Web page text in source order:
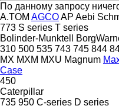
По данному запросу
A.TOM AGCOAP Aebi
773 S series T series
Bolinder-Munktell
310 500 535 743 745 844
MX MXM MXU Magnum
Case
450
Caterpillar
735 950 C-series D series